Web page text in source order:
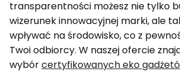
transparentności możesz nie tylko
wizerunek innowacyjnej marki, ale
wpływać na środowisko, co z
Twoi odbiorcy. W naszej ofercie
wybórcertyfikowanych eko